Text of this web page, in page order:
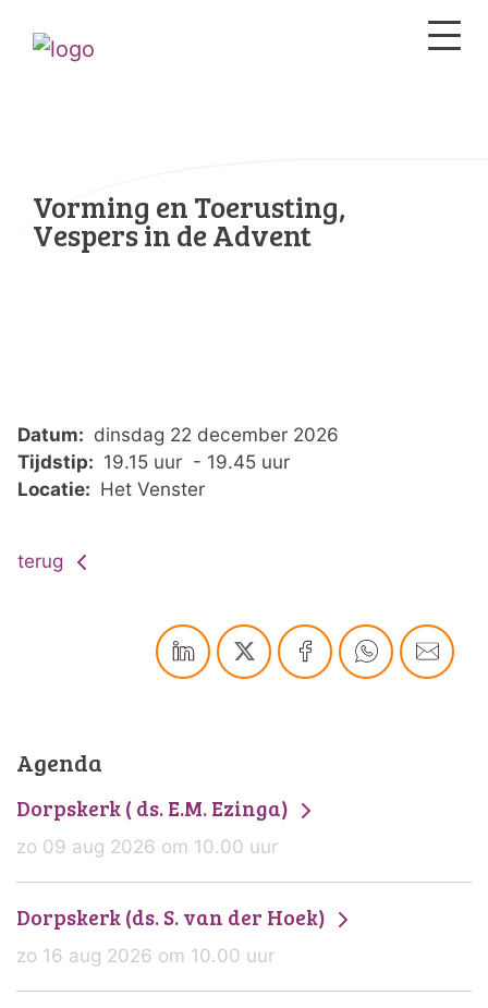
Vorming en Toerusting,
Vespers in de Advent
Datum: dinsdag 22 december 2026
Tijdstip: 19.15 uur - 19.45 uur
Locatie: Het Venster
terug
Agenda
Dorpskerk ( ds. E.M. Ezinga)
zo 09 aug 2026 om 10.00 uur
Dorpskerk (ds. S. van der Hoek)
zo 16 aug 2026 om 10.00 uur